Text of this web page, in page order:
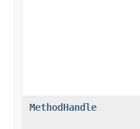
MethodHandle